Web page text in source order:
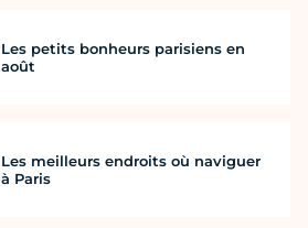
Les petits bonheurs parisiens en
août
Les meilleurs endroits où naviguer
à Paris